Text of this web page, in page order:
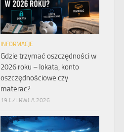
INFORMACJE
Gdzie trzymać oszczędności w
2026 roku – lokata, konto
oszczędnościowe czy
materac?
19 CZERWCA 2026